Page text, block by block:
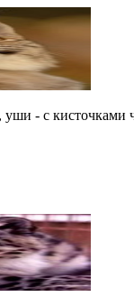
- с кисточками